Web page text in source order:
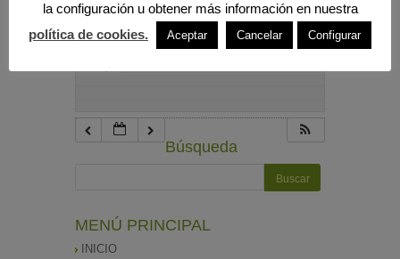
10:00 pm
Búsqueda
MENÚ PRINCIPAL
INICIO
la configuración u obtener más información en nuestra
política de cookies.
Aceptar Cancelar Configurar